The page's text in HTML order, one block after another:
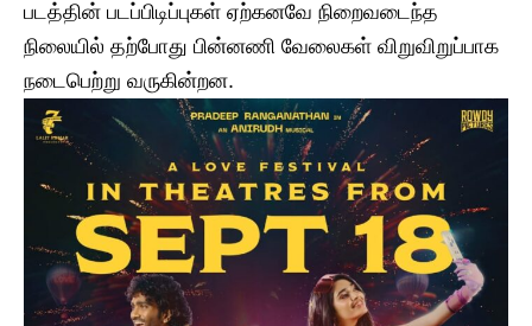
படத்தின் படப்பிடிப்புகள் ஏற்கனவே நிறைவடைந்த
நிலையில் தற்போது பின்னணி வேலைகள் விறுவிறுப்பாக
நடைபெற்று வருகின்றன.